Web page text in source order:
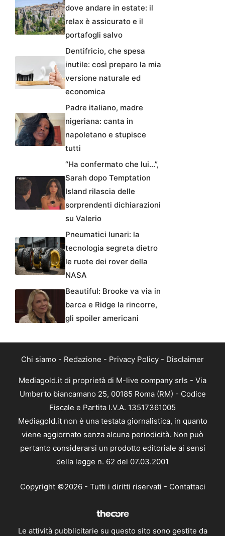
dove andare in estate: il
relax è assicurato e il
portafogli salvo
Dentifricio, che spesa
inutile: così preparo la mia
versione naturale ed
economica
Padre italiano, madre
nigeriana: canta in
napoletano e stupisce
tutti
“Ha confermato che lui…”,
Sarah dopo Temptation
Island rilascia delle
sorprendenti dichiarazioni
su Valerio
Pneumatici lunari: la
tecnologia segreta dietro
le ruote dei rover della
NASA
Beautiful: Brooke va via in
barca e Ridge la rincorre,
gli spoiler americani
Chi siamo - Redazione - Privacy Policy - Disclaimer
Mediagold.it di proprietà di M-live company srls - Via
Umberto biancamano 25, 00185 Roma (RM) - Codice
Fiscale e Partita I.V.A. 13517361005
Mediagold.it non è una testata giornalistica, in quanto
viene aggiornato senza alcuna periodicità. Non può
pertanto considerarsi un prodotto editoriale ai sensi
della legge n. 62 del 07.03.2001
Copyright ©2026 - Tutti i diritti riservati - Contattaci
Le attività pubblicitarie su questo sito sono gestite da